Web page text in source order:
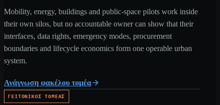
Mobility, energy, buildings and public-space pilots work inside
their own silos, but no accountable owner can show that their
interfaces, data rights, emergency modes, procurement
boundaries and lifecycle economics form one operable urban
system.
Ανάγνωση φακέλου τομέα
ΓΕΙΤΟΝΙΚΌΣ ΤΟΜΈΑΣ